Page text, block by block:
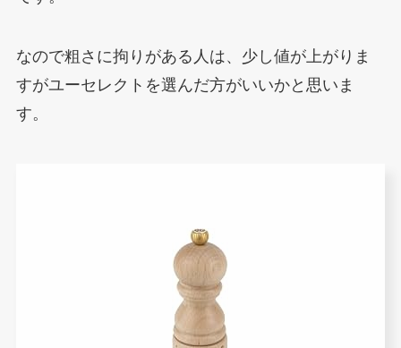
なので粗さに拘りがある人は、少し値が上がりま
すがユーセレクトを選んだ方がいいかと思いま
す。